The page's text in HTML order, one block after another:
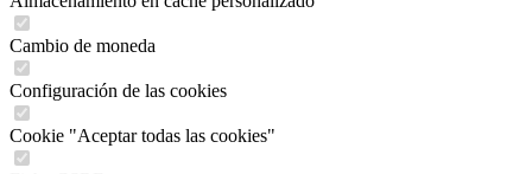
Cambio de moneda
Configuración de las cookies
Cookie "Aceptar todas las cookies"